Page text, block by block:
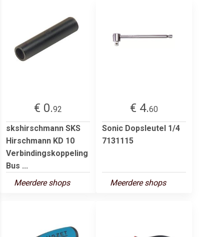
€ 0.92
skshirschmann SKS
Hirschmann KD 10
Verbindingskoppeling
Bus ...
Meerdere shops
€ 4.60
Sonic Dopsleutel 1/4
7131115
Meerdere shops